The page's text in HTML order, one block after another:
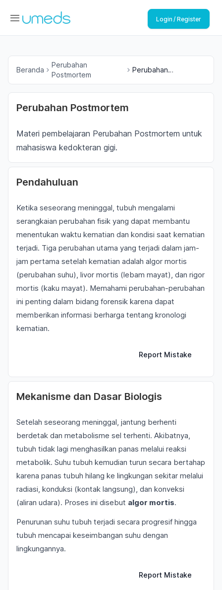
Login / Register
Beranda
Perubahan
Postmortem
Perubahan
Perubahan Postmortem
Materi pembelajaran Perubahan Postmortem untuk
mahasiswa kedokteran gigi.
Pendahuluan
Ketika seseorang meninggal, tubuh mengalami
serangkaian perubahan fisik yang dapat membantu
menentukan waktu kematian dan kondisi saat kematian
terjadi. Tiga perubahan utama yang terjadi dalam jam-
jam pertama setelah kematian adalah algor mortis
(perubahan suhu), livor mortis (lebam mayat), dan rigor
mortis (kaku mayat). Memahami perubahan-perubahan
ini penting dalam bidang forensik karena dapat
memberikan informasi berharga tentang kronologi
kematian.
Report Mistake
Mekanisme dan Dasar Biologis
Setelah seseorang meninggal, jantung berhenti
berdetak dan metabolisme sel terhenti. Akibatnya,
tubuh tidak lagi menghasilkan panas melalui reaksi
metabolik. Suhu tubuh kemudian turun secara bertahap
karena panas tubuh hilang ke lingkungan sekitar melalui
radiasi, konduksi (kontak langsung), dan konveksi
(aliran udara). Proses ini disebut algor mortis.
Penurunan suhu tubuh terjadi secara progresif hingga
tubuh mencapai keseimbangan suhu dengan
lingkungannya.
Report Mistake